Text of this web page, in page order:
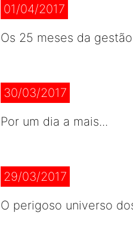
01/04/2017
Os 25 meses da
30/03/2017
Por um dia a mais...
29/03/2017
O perigoso universo